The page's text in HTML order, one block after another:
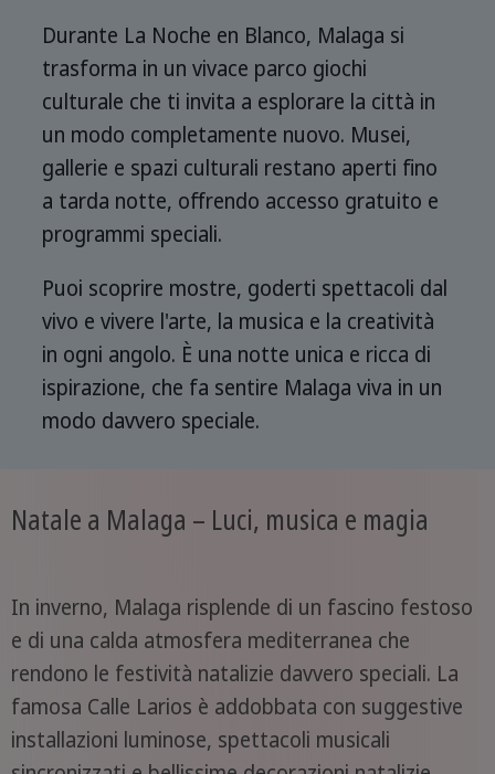
Durante La Noche en Blanco, Malaga si
trasforma in un vivace parco giochi
culturale che ti invita a esplorare la città in
un modo completamente nuovo. Musei,
gallerie e spazi culturali restano aperti fino
a tarda notte, offrendo accesso gratuito e
programmi speciali.
Puoi scoprire mostre, goderti spettacoli dal
vivo e vivere l'arte, la musica e la creatività
in ogni angolo. È una notte unica e ricca di
ispirazione, che fa sentire Malaga viva in un
modo davvero speciale.
Natale a Malaga – Luci, musica e magia
In inverno, Malaga risplende di un fascino festoso
e di una calda atmosfera mediterranea che
rendono le festività natalizie davvero speciali. La
famosa Calle Larios è addobbata con suggestive
installazioni luminose, spettacoli musicali